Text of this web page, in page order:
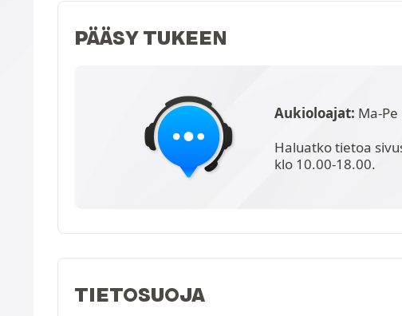
PÄÄSY TUKEEN
Aukioloajat: Ma-
Haluatko tietoa
klo 10.00-18.00.
TIETOSUOJA